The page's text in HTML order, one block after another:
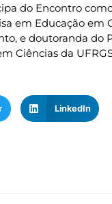
do Encontro
em Educação em
e doutoranda do
Ciências da
LinkedIn